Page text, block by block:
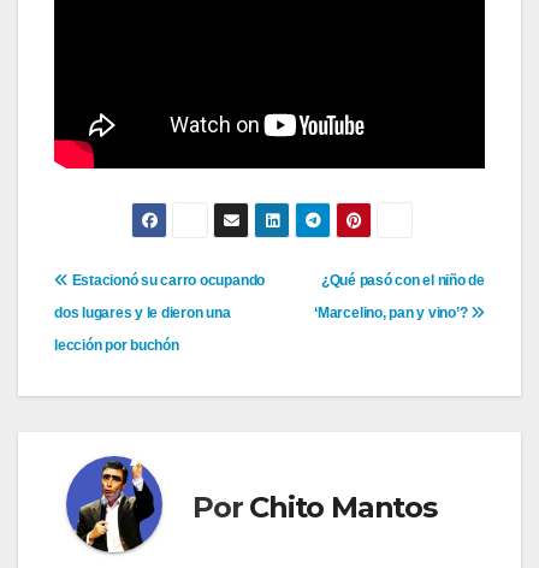
Navegación
de
entradas
¿Qué pasó con el niño de
‘Marcelino, pan y vino’?
Estacionó su carro ocupando
dos lugares y le dieron una
lección por buchón
Por Chito Mantos